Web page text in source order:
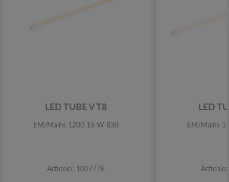
LED TUBE V T8
EM/Mains 1200 16 W 830
Articolo: 1007778
LED
EM/Mains